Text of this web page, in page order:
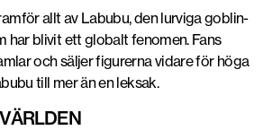
allt av Labubu, den lurviga goblin-
har blivit ett globalt fenomen. Fans
och säljer figurerna vidare för höga
till mer än en leksak.